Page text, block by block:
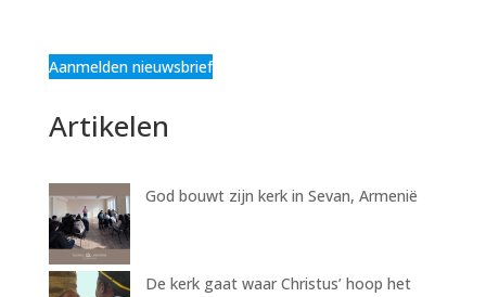
Aanmelden nieuwsbrief
Artikelen
God bouwt zijn kerk in Sevan, Armenië
De kerk gaat waar Christus’ hoop het